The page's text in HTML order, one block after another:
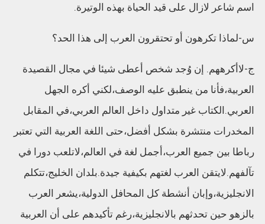
اسم شاعر لازال على قيد الحياة بهذه الوتيرة.
س-لماذا تكرهون أو تحتقرون العرب إلى هذا الحد؟
ج-لاأكرههم. إن وُجد شخص أعطى شيئا في مجال القصيدة
العربية،فأنا من ينطبق عليه الوصف،لكني أكره الجهل
العربي.الكتاب غير متداول داخل العالم العربي،في المقابل
المخدرات منتشرة بشكل أفضل،حتى اللغة العربية التي تعتبر
رباطا بين جميع العرب،أجمل لغة في العالم،لاتلعب دورا في
تآلفهم.لايتقن العرب لغتهم بكيفية جيدة.بلدان الخليج،تتكلم
الانجليزية،وإبان أنشطة كل المحافل الدولية،يشعر العرب
بالزهو حين تحدثهم بالانجليزية،رغم تأكيدهم على أن العربية